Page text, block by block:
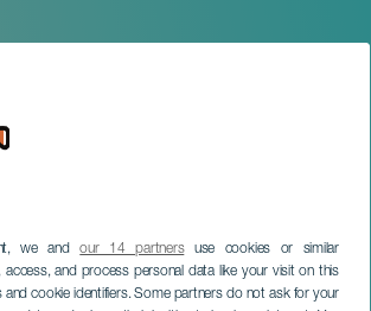
we andour 14 partnersuse cookies or similar
and process personal data like your visit on this
and cookie identifiers. Some partners do not ask for your